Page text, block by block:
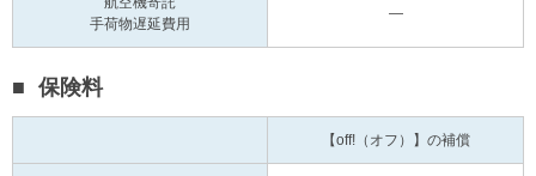
手荷物遅延費用
―
保険料
【off!（オフ）】の補償